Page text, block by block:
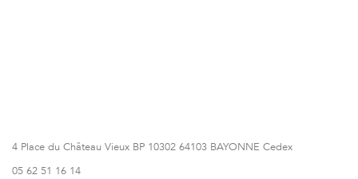
4 Place du Château Vieux BP 10302 64103 BAYONNE Cedex
05 62 51 16 14